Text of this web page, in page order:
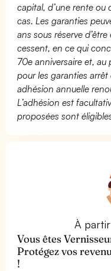
capital, d’une rente ou
cas. Les garanties
ans sous réserve
cessent, en ce qui
70e anniversaire et, au
pour les garanties arrêt
adhésion annuelle
L’adhésion est
proposées sont
À
Vous êtes
Protégez vos
!